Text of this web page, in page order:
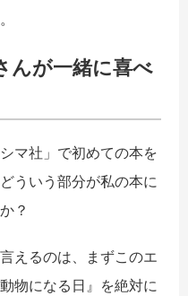
んが一緒に喜べ
マ社」で初めての本を
ういう部分が私の本に
？
えるのは、まずこのエ
物になる日』を絶対に